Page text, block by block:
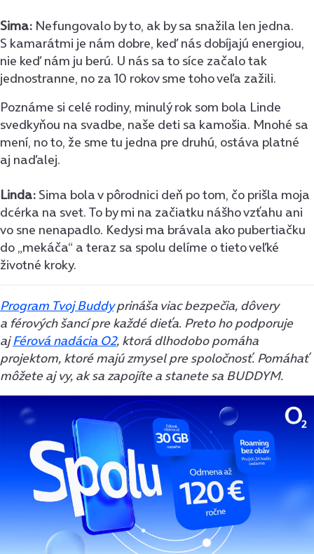
Sima: Nefungovalo by to, ak by sa snažila len jedna.
S kamarátmi je nám dobre, keď nás dobíjajú energiou,
nie keď nám ju berú. U nás sa to síce začalo tak
jednostranne, no za 10 rokov sme toho veľa zažili.
Poznáme si celé rodiny, minulý rok som bola Linde
svedkyňou na svadbe, naše deti sa kamošia. Mnohé sa
mení, no to, že sme tu jedna pre druhú, ostáva platné
aj naďalej.
Linda: Sima bola v pôrodnici deň po tom, čo prišla moja
dcérka na svet. To by mi na začiatku nášho vzťahu ani
vo sne nenapadlo. Kedysi ma brávala ako pubertiačku
do „mekáča“ a teraz sa spolu delíme o tieto veľké
životné kroky.
Program Tvoj Buddyprináša viac bezpečia, dôvery
a férových šancí pre každé dieťa. Preto ho podporuje
ajFérová nadácia O2, ktorá dlhodobo pomáha
projektom, ktoré majú zmysel pre spoločnosť. Pomáhať
môžete aj vy, ak sa zapojíte a stanete sa BUDDYM.